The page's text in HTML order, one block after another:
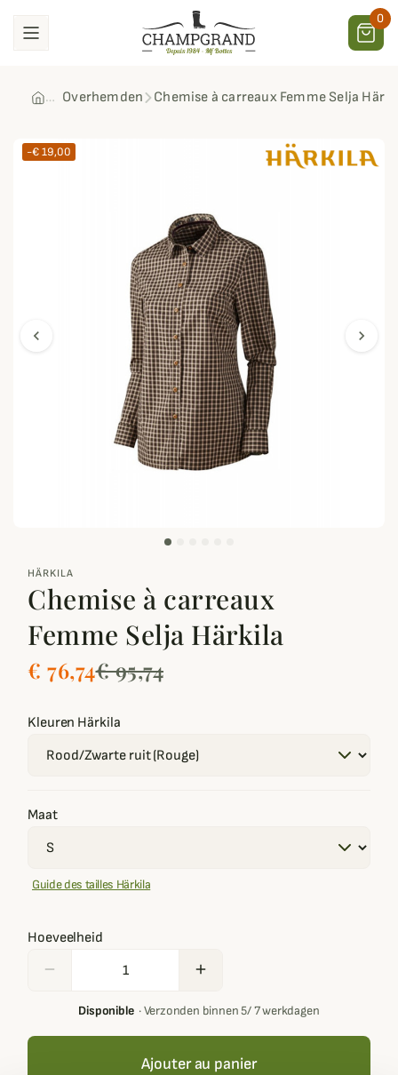
0
Overhemden Chemise à carreaux Femme Selja
chevron_left chevron_right
-€ 19,00
HÄRKILA
Chemise à carreaux
Femme Selja Härkila
€ 76,74€ 95,74
Kleuren Härkila
Maat
Guide des tailles Härkila
Hoeveelheid
remove add
Disponible·Verzonden binnen 5/ 7 werkdagen
Ajouter au panier